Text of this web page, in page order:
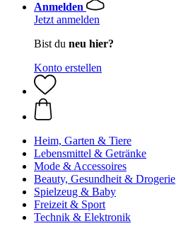
Anmelden
Jetzt anmelden
Bist du neu hier?
Konto erstellen
Heim, Garten & Tiere
Lebensmittel & Getränke
Mode & Accessoires
Beauty, Gesundheit & Drogerie
Spielzeug & Baby
Freizeit & Sport
Technik & Elektronik